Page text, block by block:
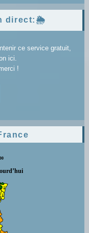
direct:🌦️
ce service gratuit,
ici.
!